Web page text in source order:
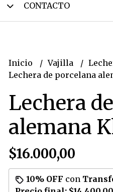
CONTACTO
Inicio Vajilla
Lechera de porcelana
Lechera
alemana
$16.000,00
10% OFF con